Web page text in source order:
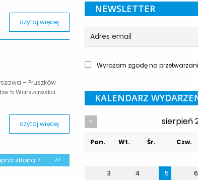
czytaj więcej
– Pruszków
5 Warszawska
czytaj więcej
strona >>
NEWSLETTER
Wyrażam zgodę na
KALENDARZ
< sierpień
Pon. Wt. Śr. Czw.
3
4 5 6